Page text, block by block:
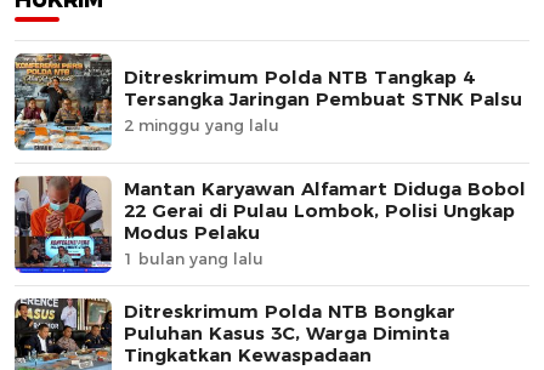
Ditreskrimum Polda NTB Tangkap 4
Tersangka Jaringan Pembuat STNK Palsu
2 minggu yang lalu
Mantan Karyawan Alfamart Diduga Bobol
22 Gerai di Pulau Lombok, Polisi Ungkap
Modus Pelaku
1 bulan yang lalu
Ditreskrimum Polda NTB Bongkar
Puluhan Kasus 3C, Warga Diminta
Tingkatkan Kewaspadaan